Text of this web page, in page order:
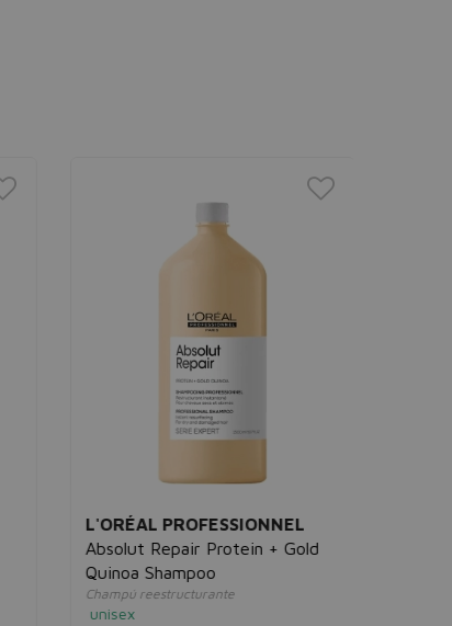
L'ORÉAL PROFESSIONNEL
Absolut Repair Protein + Gold
Quinoa Shampoo
Champú reestructurante
unisex